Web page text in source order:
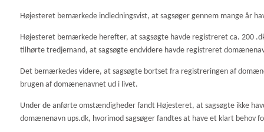
Højesteret bemærkede indledningsvist, at sagsøger gennem mange år
Højesteret bemærkede herefter, at sagsøgte havde registreret ca. 200
tilhørte tredjemand, at sagsøgte endvidere havde registreret
Det bemærkedes videre, at sagsøgte bortset fra registreringen af
brugen af domænenavnet ud i livet.
Under de anførte omstændigheder fandt Højesteret, at sagsøgte ikke
domænenavn ups.dk, hvorimod sagsøger fandtes at have et klart behov